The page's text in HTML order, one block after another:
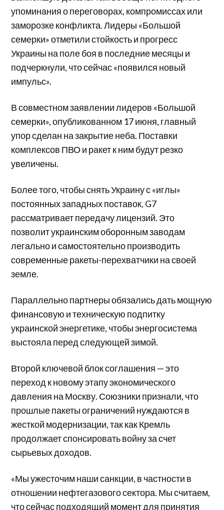
упоминания о переговорах, компромиссах или
заморозке конфликта. Лидеры «Большой
семерки» отметили стойкость и прогресс
Украины на поле боя в последние месяцы и
подчеркнули, что сейчас «появился новый
импульс».
В совместном заявлении лидеров «Большой
семерки», опубликованном 17 июня, главный
упор сделан на закрытие неба. Поставки
комплексов ПВО и ракет к ним будут резко
увеличены.
Более того, чтобы снять Украину с «иглы»
постоянных западных поставок, G7
рассматривает передачу лицензий. Это
позволит украинским оборонным заводам
легально и самостоятельно производить
современные ракеты-перехватчики на своей
земле.
Параллельно партнеры обязались дать мощную
финансовую и техническую подпитку
украинской энергетике, чтобы энергосистема
выстояла перед следующей зимой.
Второй ключевой блок соглашения — это
переход к новому этапу экономического
давления на Москву. Союзники признали, что
прошлые пакеты ограничений нуждаются в
жесткой модернизации, так как Кремль
продолжает спонсировать войну за счет
сырьевых доходов.
«Мы ужесточим наши санкции, в частности в
отношении нефтегазового сектора. Мы считаем,
что сейчас подходящий момент для принятия